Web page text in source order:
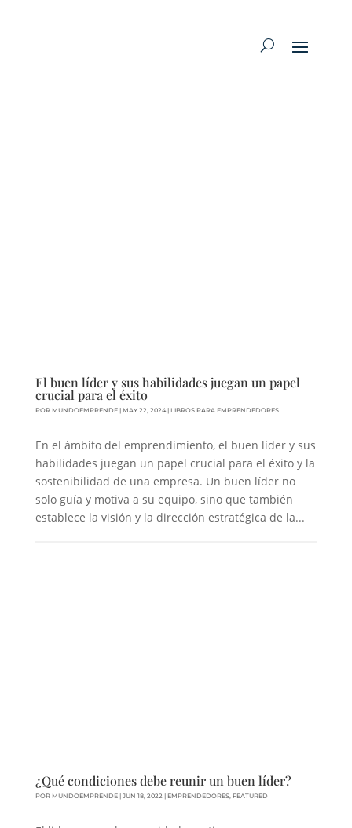
El buen líder y sus habilidades juegan un papel
crucial para el éxito
POR MUNDOEMPRENDE| MAY 22, 2024| LIBROS PARA EMPRENDEDORES
En el ámbito del emprendimiento, el buen líder y sus
habilidades juegan un papel crucial para el éxito y la
sostenibilidad de una empresa. Un buen líder no
solo guía y motiva a su equipo, sino que también
establece la visión y la dirección estratégica de la...
¿Qué condiciones debe reunir un buen líder?
POR MUNDOEMPRENDE| JUN 18, 2022 | EMPRENDEDORES, FEATURED